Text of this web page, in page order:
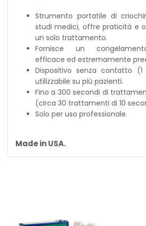
Strumento portatile di
studi medici, offre praticità e
un solo trattamento.
Fornisce un
efficace ed estremamente
Dispositivo senza contatto
utilizzabile su più pazienti.
Fino a 300 secondi di
(circa 30 trattamenti di 10
Solo per uso professionale.
Made in USA.